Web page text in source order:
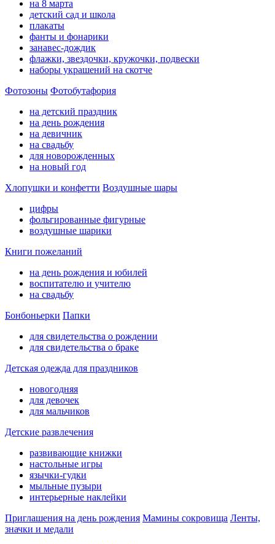
на 8 марта
детский сад и школа
плакаты
фанты и фонарики
занавес-дождик
флажки, звездочки, кружочки, подвески
наборы украшений на скотче
Фотозоны Фотобутафория
на детский праздник
на день рождения
на девичник
на свадьбу
для новорожденных
на новый год
Хлопушки и конфетти Воздушные шары
цифры
фольгированные фигурные
воздушные шарики
Книги пожеланий
на день рождения и юбилей
воспитателю и учителю
на свадьбу
Бонбоньерки Папки
для свидетельства о рождении
для свидетельства о браке
Детская одежда для праздников
новогодняя
для девочек
для мальчиков
Детские развлечения
развивающие книжки
настольные игры
язычки-гудки
мыльные пузыри
интерьерные наклейки
Приглашения на день рождения Мамины сокровища Ленты,
значки и медали